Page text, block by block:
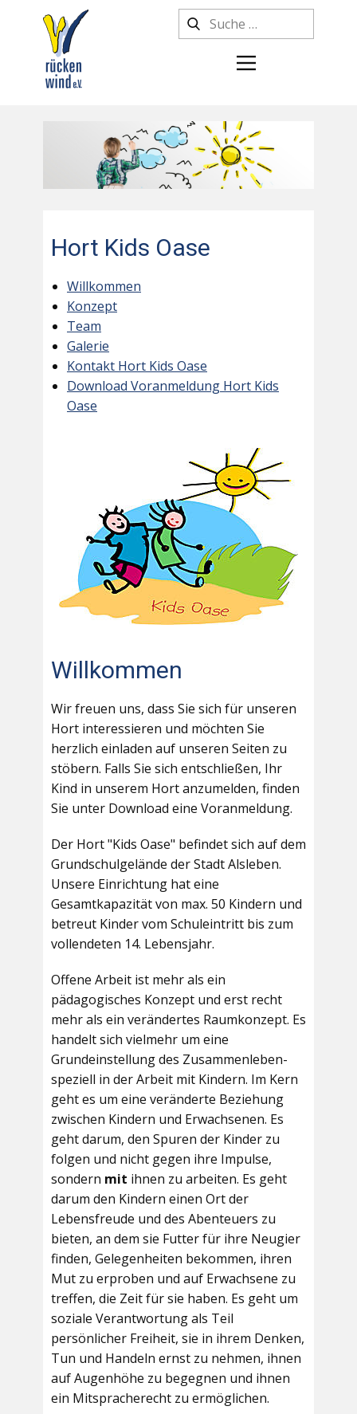
Hort Kids Oase
Willkommen
Konzept
Team
Galerie
Kontakt Hort Kids Oase
Download Voranmeldung Hort Kids
Oase
Willkommen
Wir freuen uns, dass Sie sich für unseren
Hort interessieren und möchten Sie
herzlich einladen auf unseren Seiten zu
stöbern. Falls Sie sich entschließen, Ihr
Kind in unserem Hort anzumelden, finden
Sie unter Download eine Voranmeldung.
Der Hort "Kids Oase" befindet sich auf dem
Grundschulgelände der Stadt Alsleben.
Unsere Einrichtung hat eine
Gesamtkapazität von max. 50 Kindern und
betreut Kinder vom Schuleintritt bis zum
vollendeten 14. Lebensjahr.
Offene Arbeit ist mehr als ein
pädagogisches Konzept und erst recht
mehr als ein verändertes Raumkonzept. Es
handelt sich vielmehr um eine
Grundeinstellung des Zusammenleben-
speziell in der Arbeit mit Kindern. Im Kern
geht es um eine veränderte Beziehung
zwischen Kindern und Erwachsenen. Es
geht darum, den Spuren der Kinder zu
folgen und nicht gegen ihre Impulse,
sondern mit ihnen zu arbeiten. Es geht
darum den Kindern einen Ort der
Lebensfreude und des Abenteuers zu
bieten, an dem sie Futter für ihre Neugier
finden, Gelegenheiten bekommen, ihren
Mut zu erproben und auf Erwachsene zu
treffen, die Zeit für sie haben. Es geht um
soziale Verantwortung als Teil
persönlicher Freiheit, sie in ihrem Denken,
Tun und Handeln ernst zu nehmen, ihnen
auf Augenhöhe zu begegnen und ihnen
ein Mitspracherecht zu ermöglichen.